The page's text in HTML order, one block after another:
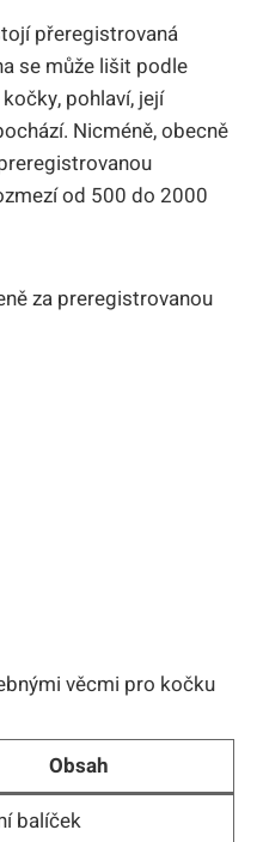
přeregistrovaná
se může lišit podle
pohlaví, její
Nicméně, obecně
od 500 do 2000
za preregistrovanou
věcmi pro kočku
Obsah
balíček